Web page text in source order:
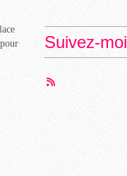
Suivez-moi